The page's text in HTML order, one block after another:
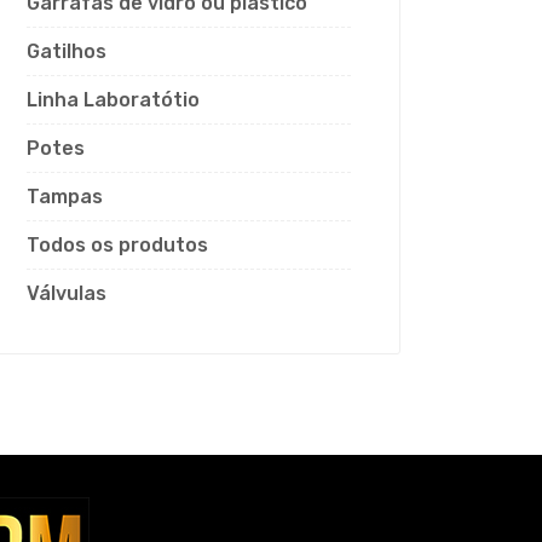
Gatilhos
Linha Laboratótio
Potes
Tampas
Todos os produtos
Válvulas